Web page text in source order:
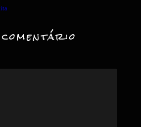
comentário